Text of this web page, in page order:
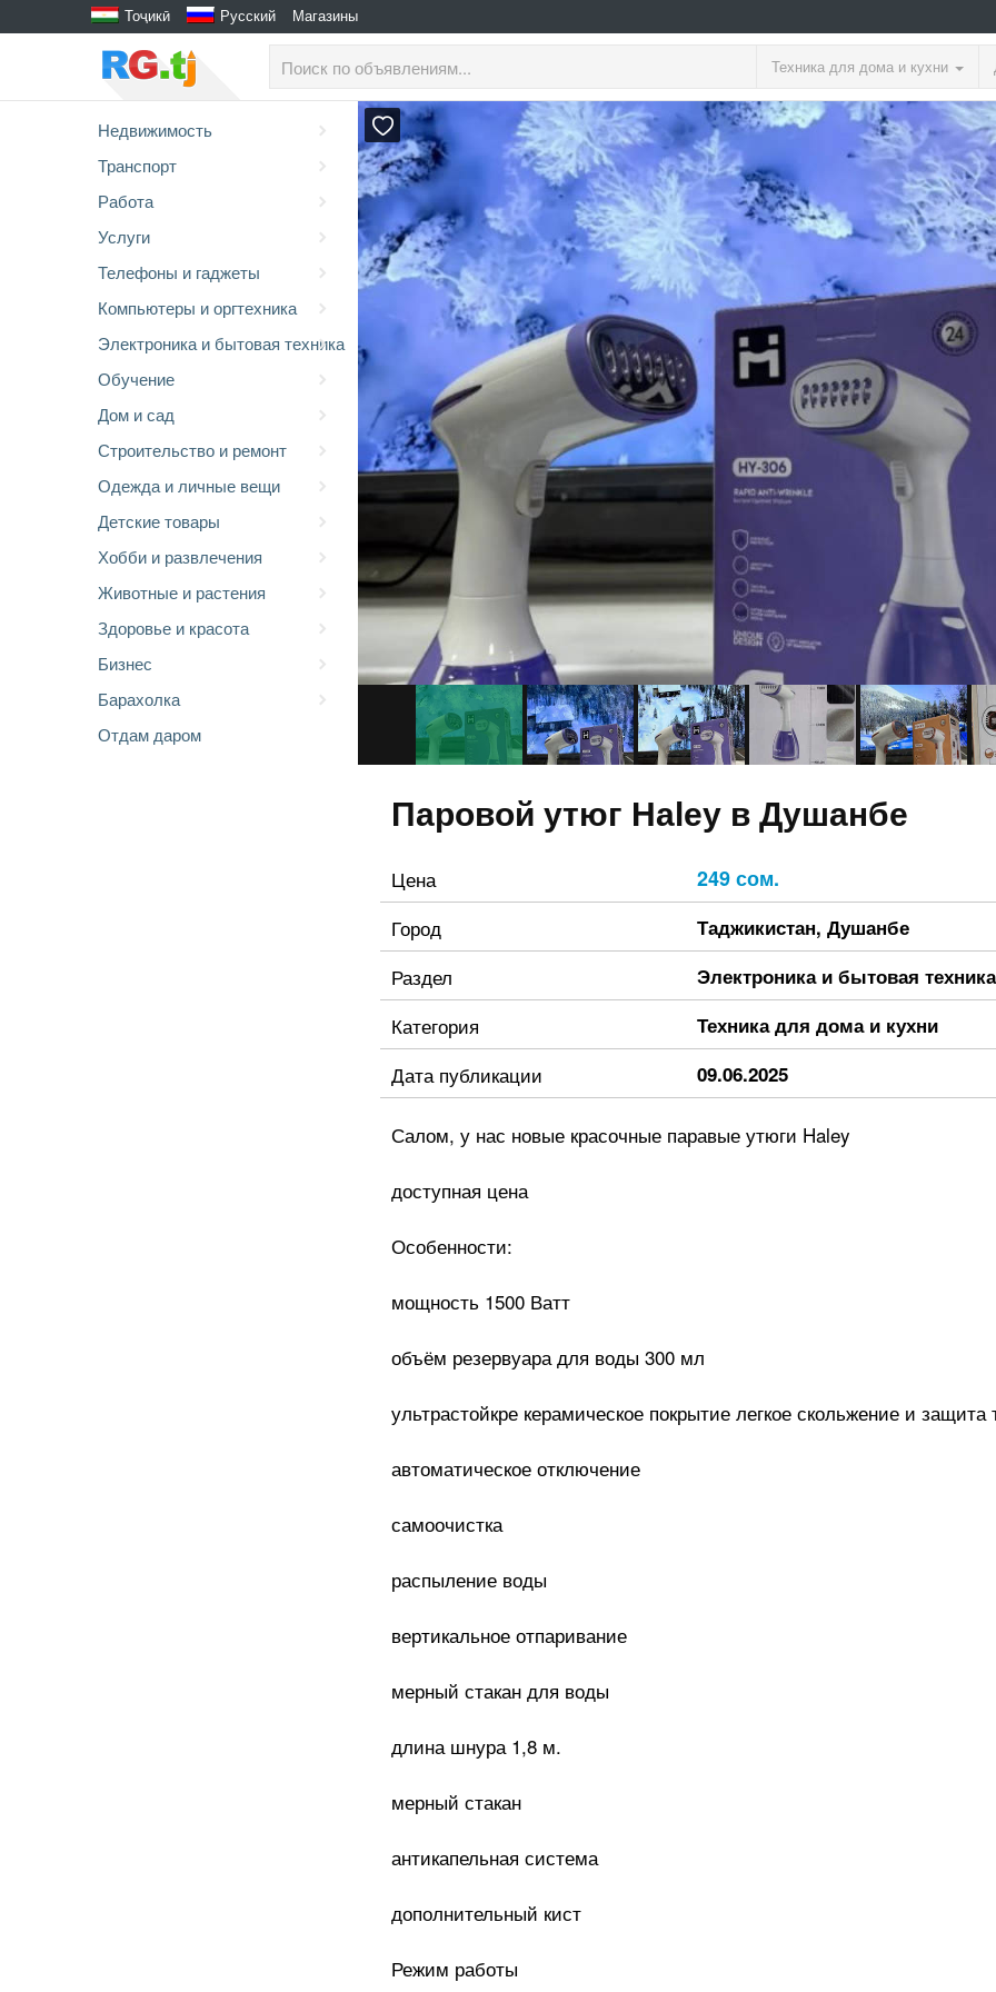
Тоҷикӣ Русский Магазины
Техника для дома и кухни
Недвижимость
Транспорт
Работа
Услуги
Телефоны и гаджеты
Компьютеры и оргтехника
Электроника и бытовая техника
Обучение
Дом и сад
Строительство и ремонт
Одежда и личные вещи
Детские товары
Хобби и развлечения
Животные и растения
Здоровье и красота
Бизнес
Барахолка
Отдам даром
Паровой утюг Haley в Душанбе
Цена 249 сом.
Город Таджикистан, Душанбе
Раздел Электроника и бытовая техника
Категория Техника для дома и кухни
Дата публикации 09.06.2025
Салом, у нас новые красочные паравые утюги Haley
доступная цена
Особенности:
мощность 1500 Ватт
объём резервуара для воды 300 мл
ультрастойкре керамическое покрытие легкое скольжение и защита
автоматическое отключение
самоочистка
распыление воды
вертикальное отпаривание
мерный стакан для воды
длина шнура 1,8 м.
мерный стакан
антикапельная система
дополнительный кист
Режим работы